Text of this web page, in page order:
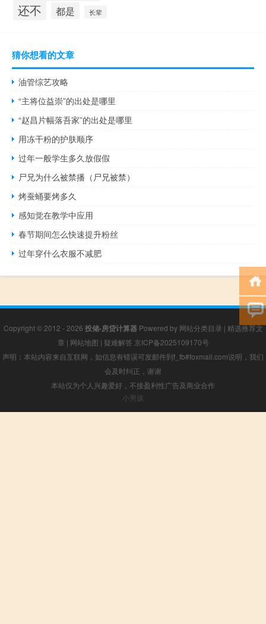
还不 都是 长辈
猜你想看的文章
油管综艺攻略
“主将位益崇”的出处是哪里
“赵昌片幅落吾家”的出处是哪里
用冻干粉的护肤顺序
过年一般学生多久放假假
尸兄为什么被禁播（尸兄被禁）
烤蚕蛹要烤多久
感知觉在教学中应用
春节期间怎么快速提升粉丝
过年穿什么衣服不减肥
Copyright © 2012 - 2026 投储-房贷计算器Powered by 网站分类目录 | 精选推荐文
章 | 网站地图 | 疑难解答 京ICP备2025109170号
声明：本站内容来自互联网，如信息有错误可发邮件到f_fb#foxmail.com说明，我们
会及时纠正，谢谢
本站仅为个人兴趣爱好，不接盈利性广告及商业合作
小男孩